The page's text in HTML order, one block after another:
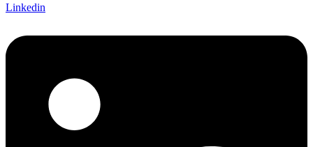
Linkedin